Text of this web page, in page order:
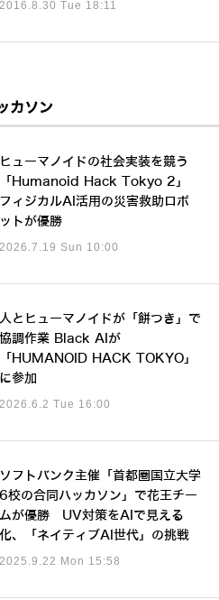
2016.8.30 Tue 18:11
カソン
ヒューマノイドの社会実装を競う
「Humanoid Hack Tokyo 2」
フィジカルAI活用の災害救助ロボ
ットが優勝
2026.7.19 Sun 10:00
人とヒューマノイドが「餅つき」で
協調作業 Black AIが
「HUMANOID HACK TOKYO」
に参加
2026.6.2 Tue 16:00
ソフトバンク主催「首都圏国立大学
6校の合同ハッカソン」で花王チー
ムが優勝 UV対策をAIで見える
化、「ネイティブAI世代」の挑戦
2025.9.22 Mon 15:58